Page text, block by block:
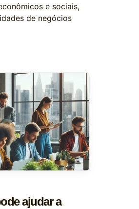
e sociais,
de negócios
ajudar a